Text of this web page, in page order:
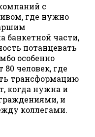
с
где нужно
банкетной части,
потанцевать
особенно
человек, где
трансформацию
когда нужна и
и
коллегами.